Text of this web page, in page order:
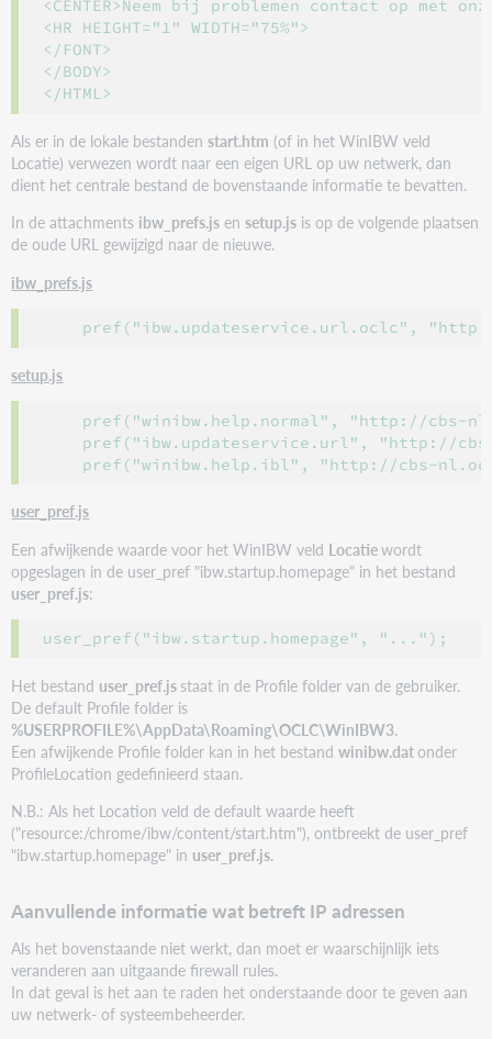
<CENTER>Neem bij problemen contact op met
<HR HEIGHT="1" WIDTH="75%">
</FONT>
</BODY>
Als er in de lokale bestandenstart.htm (of in het WinIBW veld
Locatie) verwezen wordt naar een eigen URL op uw netwerk, dan
dient het centrale bestand de bovenstaande informatie te bevatten.
In de attachments ibw_prefs.js ensetup.js is op de volgende plaatsen
de oude URL gewijzigd naar de nieuwe.
ibw_prefs.js
pref("ibw.updateservice.url.oclc",
setup.js
pref("winibw.help.normal", "http://cbs-
pref("ibw.updateservice.url", "http://
user_pref.js
Een afwijkende waarde voor het WinIBW veld Locatiewordt
opgeslagen in de user_pref "ibw.startup.homepage" in het bestand
user_pref.js:
user_pref("ibw.startup.homepage", "...");
Het bestand user_pref.js staat in de Profile folder van de gebruiker.
De default Profile folder is
%USERPROFILE%\AppData\Roaming\OCLC\WinIBW3.
Een afwijkende Profile folder kan in het bestandwinibw.dat onder
ProfileLocation gedefinieerd staan.
N.B.: Als het Location veld de default waarde heeft
("resource:/chrome/ibw/content/start.htm"), ontbreekt de user_pref
"ibw.startup.homepage" in user_pref.js.
Aanvullende informatie wat betreft IP adressen
Als het bovenstaande niet werkt, dan moet er waarschijnlijk iets
veranderen aan uitgaande firewall rules.
In dat geval is het aan te raden het onderstaande door te geven aan
uw netwerk- of systeembeheerder.